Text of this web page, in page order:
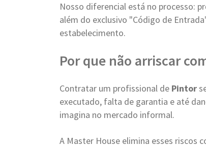
Nosso diferencial está no processo:
além do exclusivo "Código de
estabelecimento.
Por que não arriscar
Contratar um profissional de Pintor
executado, falta de garantia e até
imagina no mercado informal.
A Master House elimina esses riscos